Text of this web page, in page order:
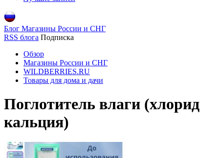
Блог Магазины России и СНГ
RSS блога Подписка
Обзор
Магазины России и СНГ
WILDBERRIES.RU
Товары для дома и дачи
Поглотитель влаги (хлорид
кальция)